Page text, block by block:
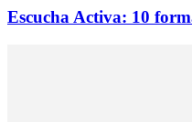
Escucha Activa: 10